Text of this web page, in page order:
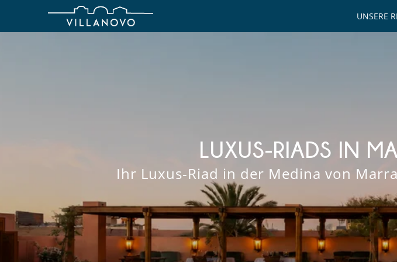
UNSERE
LUXUS-RIADS IN
Ihr Luxus-Riad in der Medina von